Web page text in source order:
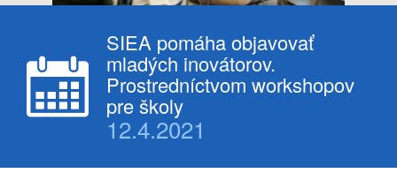
SIEA pomáha objavovať
mladých inovátorov.
Prostredníctvom workshopov
pre školy
12.4.2021